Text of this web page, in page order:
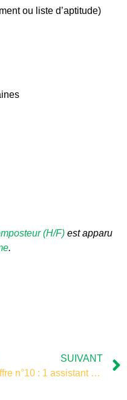
ou liste d’aptitude)
(H/F) est apparu
.
SUIVANT
Offre n°10 : 1 assistant régisseur (H/F)